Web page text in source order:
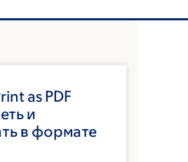
as PDF
и
в формате